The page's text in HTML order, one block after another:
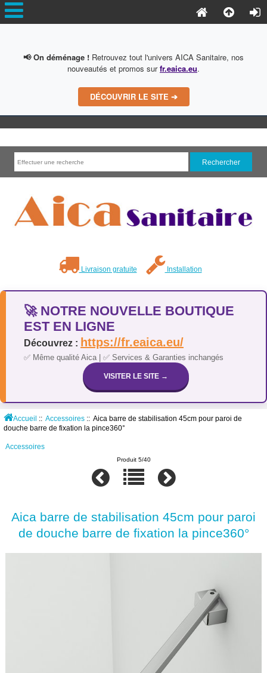
📢 On déménage ! Retrouvez tout l'univers AICA Sanitaire, nos
nouveautés et promos surfr.eaica.eu.
DÉCOUVRIR LE SITE ➔
Livraison gratuite Installation
🚀 NOTRE NOUVELLE BOUTIQUE
EST EN LIGNE
Découvrez : https://fr.eaica.eu/
✅ Même qualité Aica | ✅ Services & Garanties inchangés
VISITER LE SITE →
Accueil :: Accessoires:: Aica barre de stabilisation 45cm pour paroi de
douche barre de fixation la pince360°
Accessoires
Produit 5/40
Aica barre de stabilisation 45cm pour paroi
de douche barre de fixation la pince360°